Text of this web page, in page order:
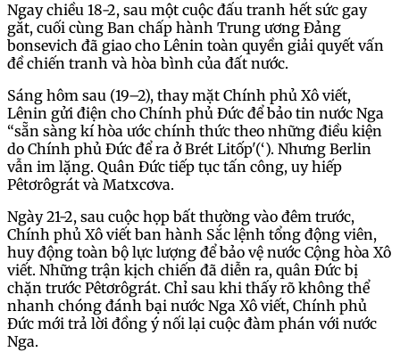
Ngay chiều 18-2, sau một cuộc đấu tranh hết sức gay
gắt, cuối cùng Ban chấp hành Trung ương Đảng
bonsevich đã giao cho Lênin toàn quyền giải quyết vấn
đề chiến tranh và hòa bình của đất nước.
Sáng hôm sau (19–2), thay mặt Chính phủ Xô viết,
Lênin gửi điện cho Chính phủ Đức để bảo tin nước Nga
“sẵn sàng kí hòa ước chính thức theo những điều kiện
do Chính phủ Đức để ra ở Brét Litốp'(‘). Nhưng Berlin
vẫn im lặng. Quân Đức tiếp tục tấn công, uy hiếp
Pêtơrôgrát và Matxcơva.
Ngày 21-2, sau cuộc họp bất thường vào đêm trước,
Chính phủ Xô viết ban hành Sắc lệnh tổng động viên,
huy động toàn bộ lực lượng để bảo vệ nước Cộng hòa Xô
viết. Những trận kịch chiến đã diễn ra, quân Đức bị
chặn trước Pêtơrôgrát. Chỉ sau khi thấy rõ không thể
nhanh chóng đánh bại nước Nga Xô viết, Chính phủ
Đức mới trả lời đồng ý nối lại cuộc đàm phán với nước
Nga.